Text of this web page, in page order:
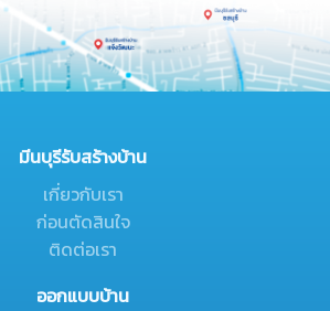
มีนบุรีรับสร้างบ้าน
เกี่ยวกับเรา
ก่อนตัดสินใจ
ติดต่อเรา
ออกแบบบ้าน